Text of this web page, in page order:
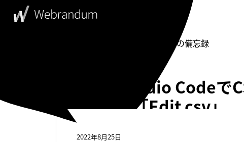
ウェブデザイナーの備忘録
Visual Studio Codeで
拡張機能「Edit csv」
2022年8月25日